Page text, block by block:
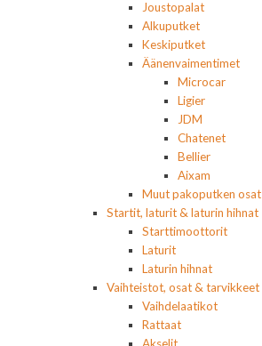
Joustopalat
Alkuputket
Keskiputket
Äänenvaimentimet
Microcar
Ligier
JDM
Chatenet
Bellier
Aixam
Muut pakoputken osat
Startit, laturit & laturin hihnat
Starttimoottorit
Laturit
Laturin hihnat
Vaihteistot, osat & tarvikkeet
Vaihdelaatikot
Rattaat